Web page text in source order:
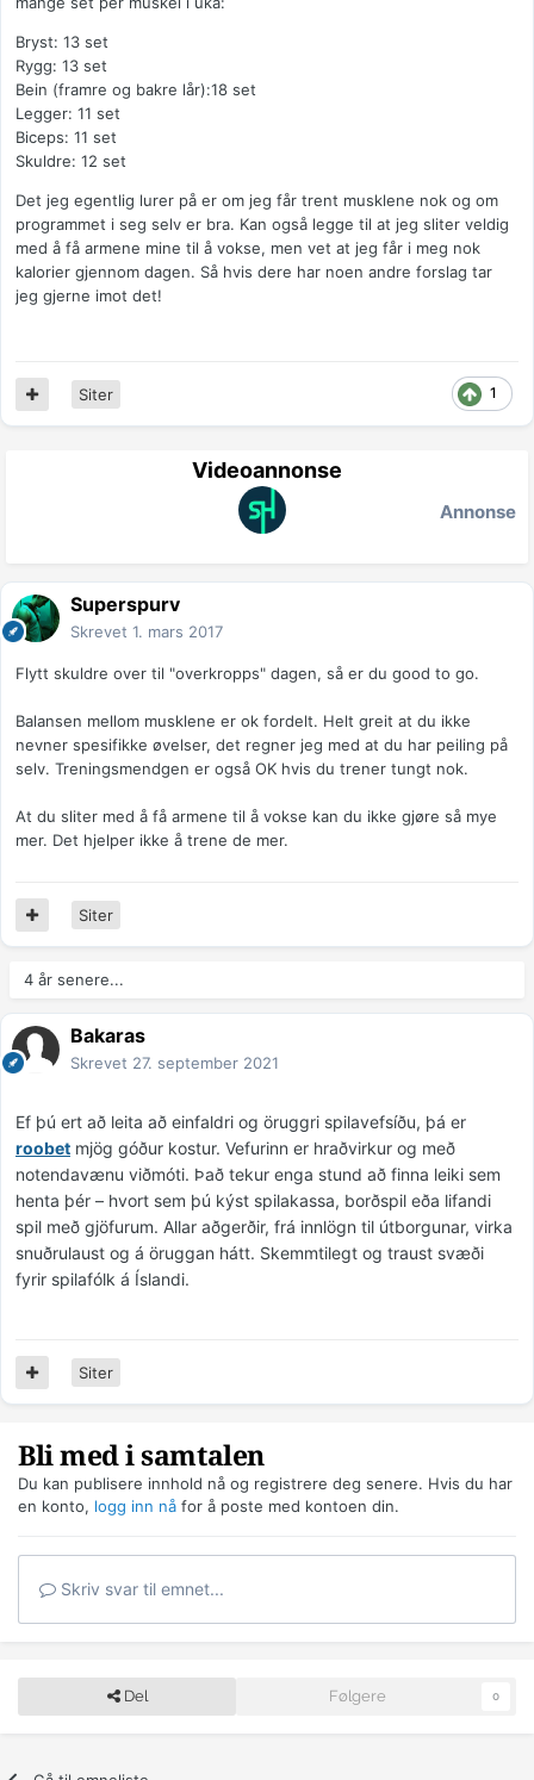
Bryst: 13 set
Rygg: 13 set
Bein (framre og bakre lår):18 set
Legger: 11 set
Biceps: 11 set
Skuldre: 12 set
Det jeg egentlig lurer på er om jeg får trent musklene nok og om
programmet i seg selv er bra. Kan også legge til at jeg sliter veldig
med å få armene mine til å vokse, men vet at jeg får i meg nok
kalorier gjennom dagen. Så hvis dere har noen andre forslag tar
jeg gjerne imot det!
1
Siter
Videoannonse
Annonse
Superspurv
Skrevet 1. mars 2017
Flytt skuldre over til "overkropps" dagen, så er du good to go.
Balansen mellom musklene er ok fordelt. Helt greit at du ikke
nevner spesifikke øvelser, det regner jeg med at du har peiling på
selv. Treningsmendgen er også OK hvis du trener tungt nok.
At du sliter med å få armene til å vokse kan du ikke gjøre så mye
mer. Det hjelper ikke å trene de mer.
Siter
4 år senere...
Bakaras
Skrevet 27. september 2021
Ef þú ert að leita að einfaldri og öruggri spilavefsíðu, þá er
roobet mjög góður kostur. Vefurinn er hraðvirkur og með
notendavænu viðmóti. Það tekur enga stund að finna leiki sem
henta þér – hvort sem þú kýst spilakassa, borðspil eða lifandi
spil með gjöfurum. Allar aðgerðir, frá innlögn til útborgunar, virka
snuðrulaust og á öruggan hátt. Skemmtilegt og traust svæði
fyrir spilafólk á Íslandi.
Siter
Bli med i samtalen
Du kan publisere innhold nå og registrere deg senere. Hvis du har
en konto, logg inn nå for å poste med kontoen din.
Skriv svar til emnet...
Del Følgere 0